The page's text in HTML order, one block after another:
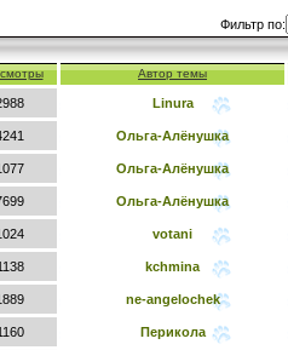
Фильтр по:
Автор темы
Linura
Ольга-Алёнушка
Ольга-Алёнушка
Ольга-Алёнушка
votani
kchmina
ne-angelochek
Перикола